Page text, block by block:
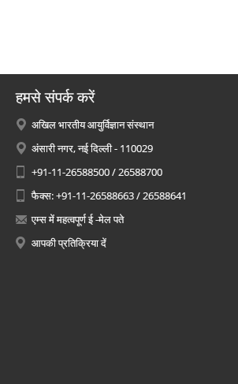
हमसे संपर्क करें
अखिल भारतीय आयुर्विज्ञान संस्थान
अंसारी नगर, नई दिल्ली - 110029
+91-11-26588500 / 26588700
फैक्स: +91-11-26588663 / 26588641
एम्स में महत्वपूर्ण ई -मेल पते
आपकी प्रतिक्रिया दें